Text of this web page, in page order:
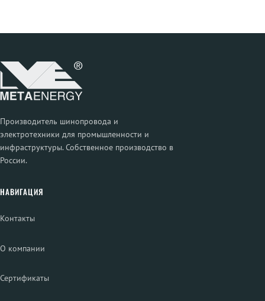
Производитель шинопровода и
электротехники для промышленности и
инфраструктуры. Собственное производство в
России.
НАВИГАЦИЯ
Контакты
О компании
Сертификаты